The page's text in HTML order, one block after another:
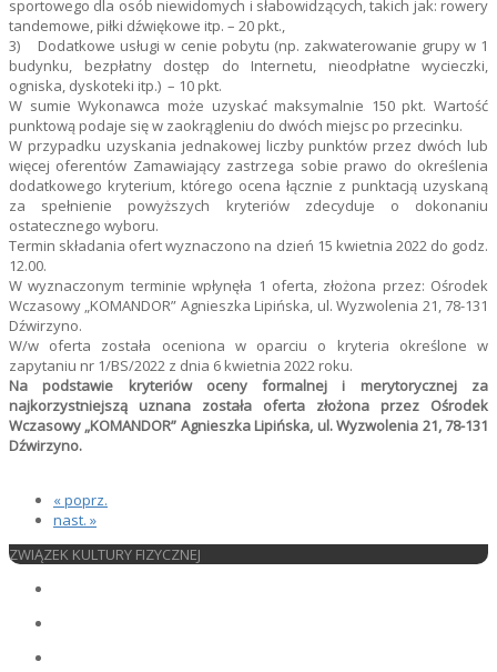
sportowego dla osób niewidomych i słabowidzących, takich jak: rowery
tandemowe, piłki dźwiękowe itp. – 20 pkt.,
3) Dodatkowe usługi w cenie pobytu (np. zakwaterowanie grupy w 1
budynku, bezpłatny dostęp do Internetu, nieodpłatne wycieczki,
ogniska, dyskoteki itp.) – 10 pkt.
W sumie Wykonawca może uzyskać maksymalnie 150 pkt. Wartość
punktową podaje się w zaokrągleniu do dwóch miejsc po przecinku.
W przypadku uzyskania jednakowej liczby punktów przez dwóch lub
więcej oferentów Zamawiający zastrzega sobie prawo do określenia
dodatkowego kryterium, którego ocena łącznie z punktacją uzyskaną
za spełnienie powyższych kryteriów zdecyduje o dokonaniu
ostatecznego wyboru.
Termin składania ofert wyznaczono na dzień 15 kwietnia 2022 do godz.
12.00.
W wyznaczonym terminie wpłynęła 1 oferta, złożona przez: Ośrodek
Wczasowy „KOMANDOR” Agnieszka Lipińska, ul. Wyzwolenia 21, 78-131
Dźwirzyno.
W/w oferta została oceniona w oparciu o kryteria określone w
zapytaniu nr 1/BS/2022 z dnia 6 kwietnia 2022 roku.
Na podstawie kryteriów oceny formalnej i merytorycznej za
najkorzystniejszą uznana została oferta złożona przez Ośrodek
Wczasowy „KOMANDOR” Agnieszka Lipińska, ul. Wyzwolenia 21, 78-131
Dźwirzyno.
« poprz.
nast. »
ZWIĄZEK KULTURY FIZYCZNEJ